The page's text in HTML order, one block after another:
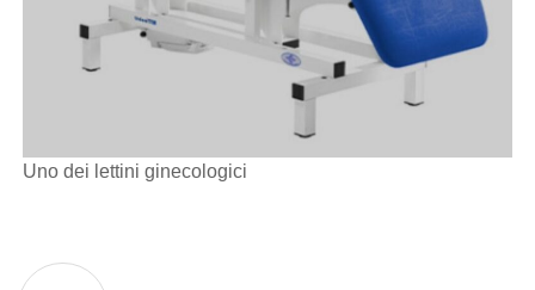
Uno dei lettini ginecologici